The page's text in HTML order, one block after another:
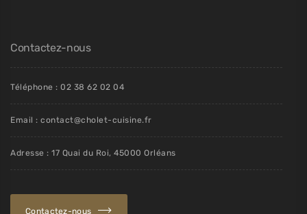
Contactez-nous
Téléphone : 02 38 62 02 04
Email : contact@cholet-cuisine.fr
Adresse : 17 Quai du Roi, 45000 Orléans
Contactez-nous